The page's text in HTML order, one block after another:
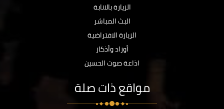
الزيارة بالانابة
البث المباشر
الزيارة الافتراضية
أوراد وأذكار
اذاعة صوت الحسين
مواقع ذات صلة